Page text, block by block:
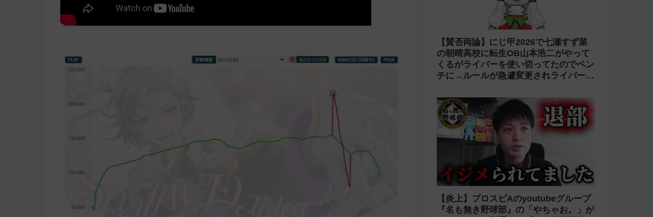
【賛否両論】にじ甲2026で七瀬すず菜
の朝晴高校に転生OB山本浩二がやって
くるがライバーを使い切ってたのでベン
チに→ルールが急遽変更されライバーの
【炎上】プロスピAのyoutubeグループ
『名も無き野球部』の「やちゃお。」が